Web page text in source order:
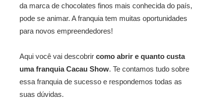
da marca de chocolates finos mais conhecida do país,
pode se animar. A franquia tem muitas oportunidades
para novos empreendedores!
Aqui você vai descobrir como abrir e quanto custa
uma franquia Cacau Show. Te contamos tudo sobre
essa franquia de sucesso e respondemos todas as
suas dúvidas.